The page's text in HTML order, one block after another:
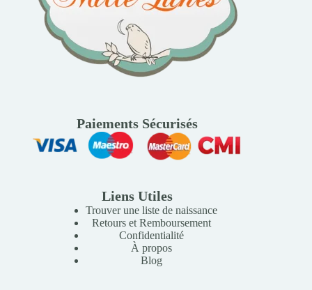
Paiements Sécurisés
Liens Utiles
Trouver une liste de naissance
Retours et Remboursement
Confidentialité
À propos
Blog